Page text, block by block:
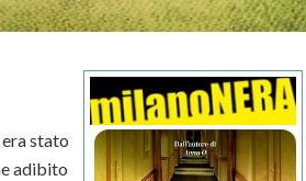
stato
adibito